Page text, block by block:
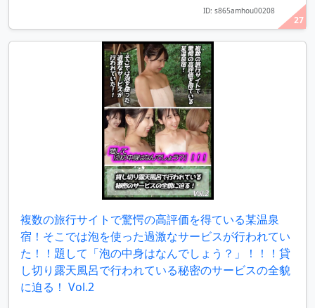
27
ID: s865amhou00208
複数の旅行サイトで驚愕の高評価を得ている某温泉
宿！そこでは泡を使った過激なサービスが行われてい
た！！題して「泡の中身はなんでしょう？」！！！貸
し切り露天風呂で行われている秘密のサービスの全貌
に迫る！ Vol.2